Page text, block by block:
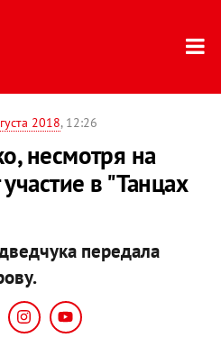
2018, 12:26
несмотря на
в "Танцах
передала